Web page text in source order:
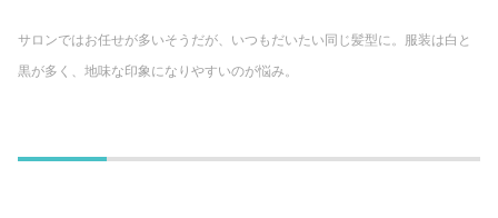
サロンではお任せが多いそうだが、いつもだいたい同じ髪型に。服装は白と
黒が多く、地味な印象になりやすいのが悩み。